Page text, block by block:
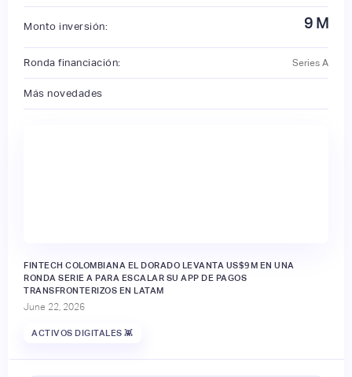
Monto inversión: 9 M
Ronda financiación: Series A
Más novedades
FINTECH COLOMBIANA EL DORADO LEVANTA US$9M EN UNA
RONDA SERIE A PARA ESCALAR SU APP DE PAGOS
TRANSFRONTERIZOS EN LATAM
June 22, 2026
ACTIVOS DIGITALES 👾